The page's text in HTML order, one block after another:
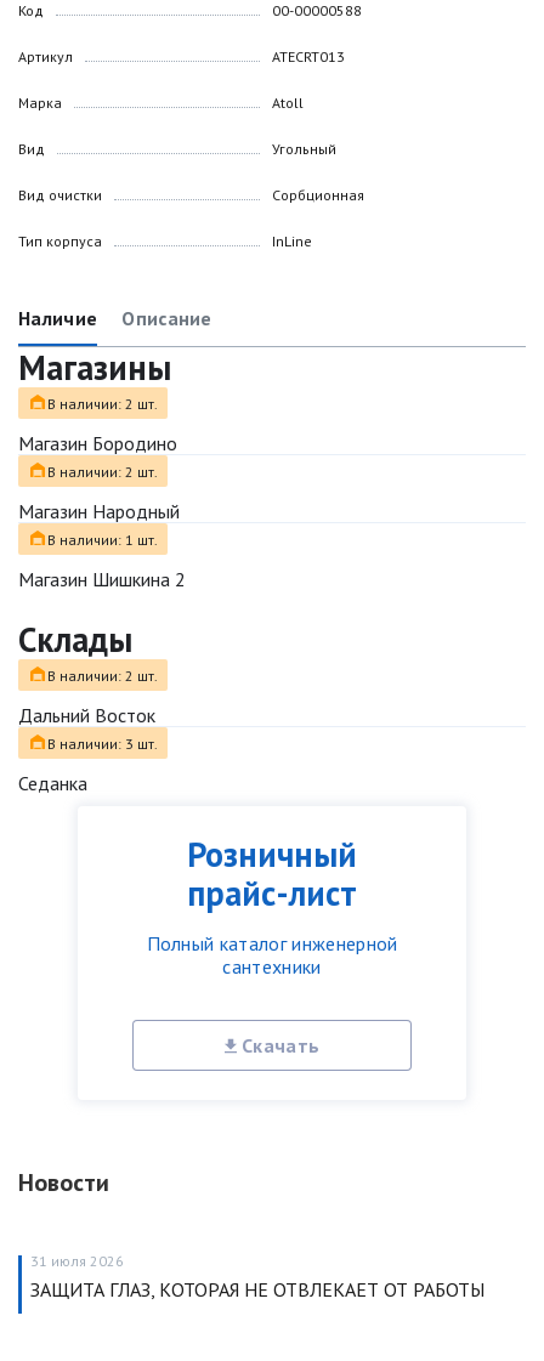
Розничный
прайс-лист
Полный каталог инженерной
сантехники
Скачать
Новости
31 июля 2026
ЗАЩИТА ГЛАЗ, КОТОРАЯ НЕ ОТВЛЕКАЕТ ОТ РАБОТЫ
Код
Артикул
Марка
Вид
Вид очистки
Тип корпуса
00-00000588
ATECRT013
Atoll
Угольный
Сорбционная
InLine
Наличие Описание
Магазины
В наличии: 2 шт.
Магазин Бородино
В наличии: 2 шт.
Магазин Народный
В наличии: 1 шт.
Магазин Шишкина 2
Склады
В наличии: 2 шт.
Дальний Восток
В наличии: 3 шт.
Седанка